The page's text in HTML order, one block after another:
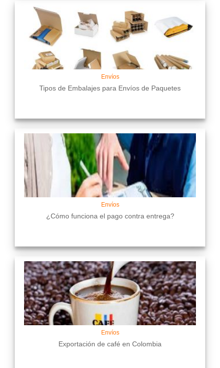
Envíos
Tipos de Embalajes para Envíos de Paquetes
Envíos
¿Cómo funciona el pago contra entrega?
Envíos
Exportación de café en Colombia